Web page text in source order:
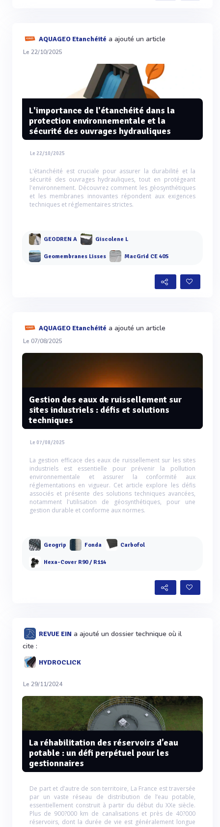
AQUAGEO Etanchéité a ajouté un article
Le 22/10/2025
L'importance de l'étanchéité dans la
protection environnementale et la
sécurité des ouvrages hydrauliques
Le 22/10/2025
L'étanchéité est cruciale pour assurer la durabilité et la
sécurité des ouvrages hydrauliques, tout en protégeant
l'environnement. Découvrez comment les géosynthétiques
et les membranes innovantes répondent aux exigences
techniques et réglementaires strictes.
GEODREN A Giscolene L
Geomembranes Lisses MacGrid CE 40S
AQUAGEO Etanchéité a ajouté un article
Le 07/08/2025
Gestion des eaux de ruissellement sur
sites industriels : défis et solutions
techniques
Le 07/08/2025
La gestion efficace des eaux de ruissellement sur les sites
industriels est essentielle pour prévenir la pollution
environnementale et assurer la conformité aux
réglementations en vigueur. Cet article explore les défis
associés et présente des solutions techniques avancées,
notamment l'utilisation de géosynthétiques, pour une
gestion durable et conforme aux normes.
Geogrip Fonda Carbofol
Hexa-Cover R90 / R114
REVUE EIN a ajouté un dossier technique où il
cite :
HYDROCLICK
Le 29/11/2024
La réhabilitation des réservoirs d’eau
potable : un défi perpétuel pour les
gestionnaires
De part et d’autre de son territoire, La France est traversée
par un vaste réseau de distribution de l’eau potable,
essentiellement construit à partir du début du XXe siècle.
Plus de 900?000 km de canalisations et près de 40?000
réservoirs, dont la durée de vie est généralement longue